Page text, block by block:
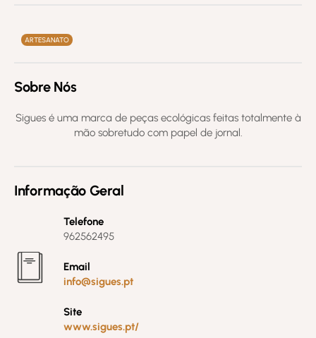
ARTESANATO
Sobre Nós
Sigues é uma marca de peças ecológicas feitas totalmente à
mão sobretudo com papel de jornal.
Informação Geral
Telefone
962562495
Email
info@sigues.pt
Site
www.sigues.pt/